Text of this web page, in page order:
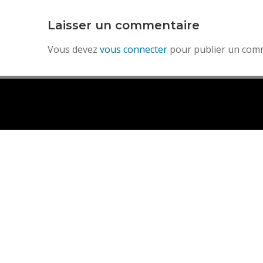
Laisser un commentaire
Vous devez vous connecter pour publier un